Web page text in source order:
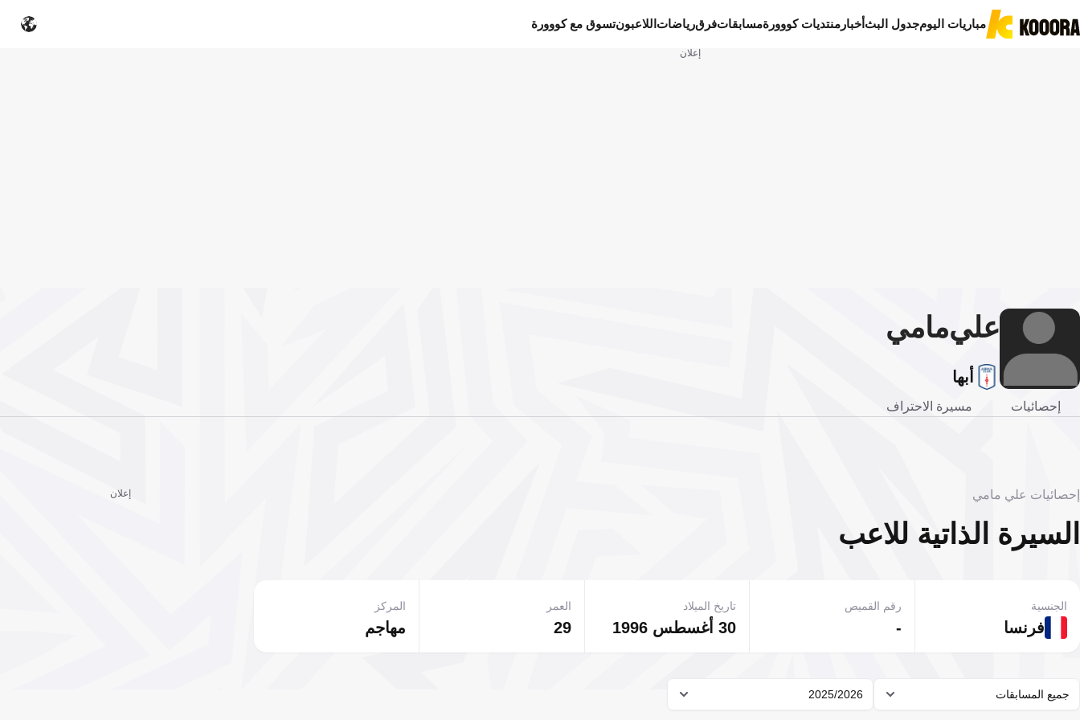
مباريات اليومجدول البثأخبار منتديات كووورةمسابقاتفرقرياضات اللاعبونتسوق مع كووورة
إعلان
عليمامي
أبها
إحصائيات مسيرة الاحتراف
إحصائيات علي مامي
السيرة الذاتية للاعب
فرنسا
الجنسية
-
رقم القميص
30 أغسطس 1996
تاريخ الميلاد
29
العمر
مهاجم
المركز
جميع المسابقات 2025/2026
إعلان